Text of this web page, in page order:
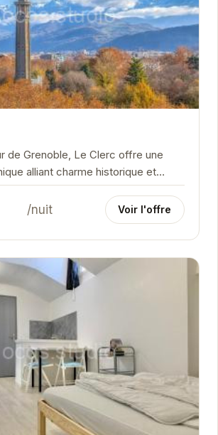
de Grenoble, Le Clerc offre une
alliant charme historique et
Ses chambres élégantes et...
/nuit Voir l'offre